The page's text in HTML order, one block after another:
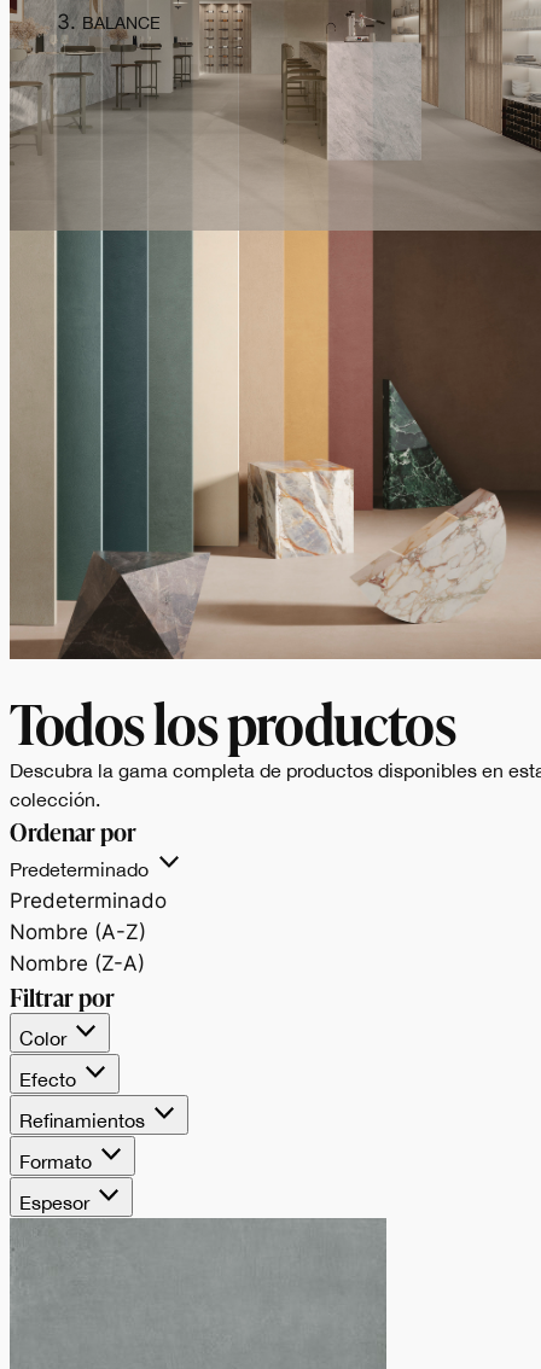
BALANCE
BALANCE
Un progetto di
superfici dalle
materiche e tinte
piene, che unisce
armonia e versatilità
in formati classici ed
extra-large.
Todos los productos
Descubra la gama completa de productos disponibles en
colección.
Ordenar por
Predeterminado
Predeterminado
Nombre (A-Z)
Nombre (Z-A)
Filtrar por
Color
Efecto
Refinamientos
Formato
Espesor